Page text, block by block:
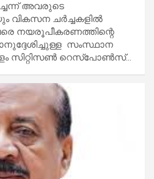
അവരുടെ
വികസന ചർച്ചകളിൽ
നയരൂപീകരണത്തിന്റെ
സംസ്ഥാന
സിറ്റിസൺ റെസ്‌പോൺസ്…